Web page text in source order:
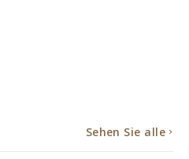
Sehen Sie alle